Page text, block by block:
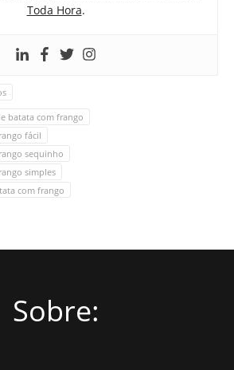
Toda Hora.
batata com frango
fácil
sequinho
simples
com frango
Sobre: